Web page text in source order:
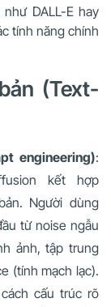
DALL-E hay
tính năng chính
(Text-
engineering):
kết hợp
Người dùng
từ noise ngẫu
ảnh, tập trung
(tính mạch lạc).
cấu trúc rõ